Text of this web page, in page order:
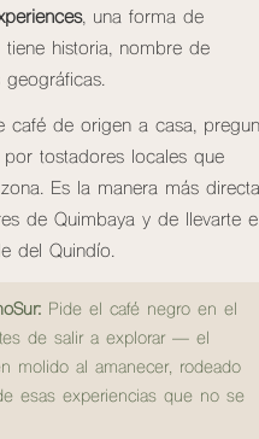
, una forma de
historia, nombre de
café de origen a casa,
tostadores locales que
Es la manera más directa
de Quimbaya y de llevarte
del Quindío.
Pide el café negro en el
de salir a explorar — el
molido al amanecer, rodeado
esas experiencias que no se